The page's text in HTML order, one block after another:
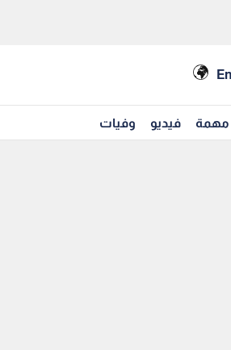
مهمة فيديو وفيات